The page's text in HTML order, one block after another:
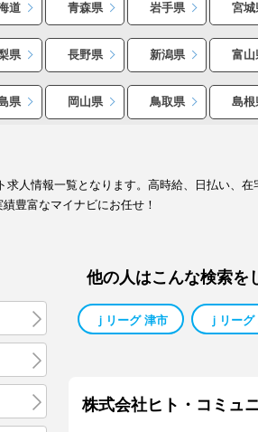
道 青森県 岩手県 宮城
県 長野県 新潟県 富山
県 岡山県 鳥取県 島根
求人情報一覧となります。高時給、日払い、
豊富なマイナビにお任せ！
他の人はこんな検索を
ｊリーグ 津市 ｊリー
株式会社ヒト・コミュ